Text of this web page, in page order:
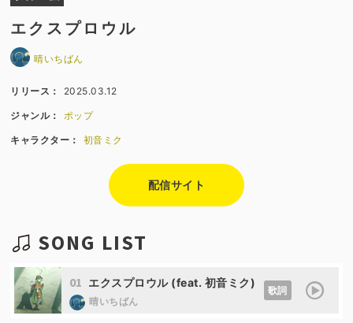
エクスプロウル
晴いちばん
リリース： 2025.03.12
ジャンル： ポップ
キャラクター： 初音ミク
配信サイト
SONG LIST
01 エクスプロウル (feat. 初音ミク)
晴いちばん
歌詞